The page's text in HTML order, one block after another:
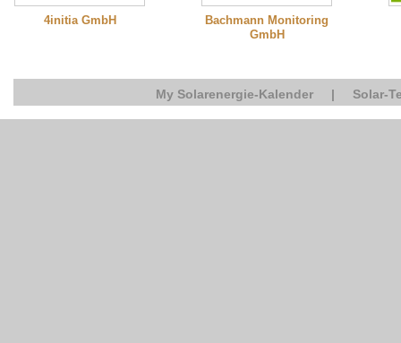
4initia GmbH
Bachmann Monitoring
GmbH
My Solarenergie-Kalender | Solar-